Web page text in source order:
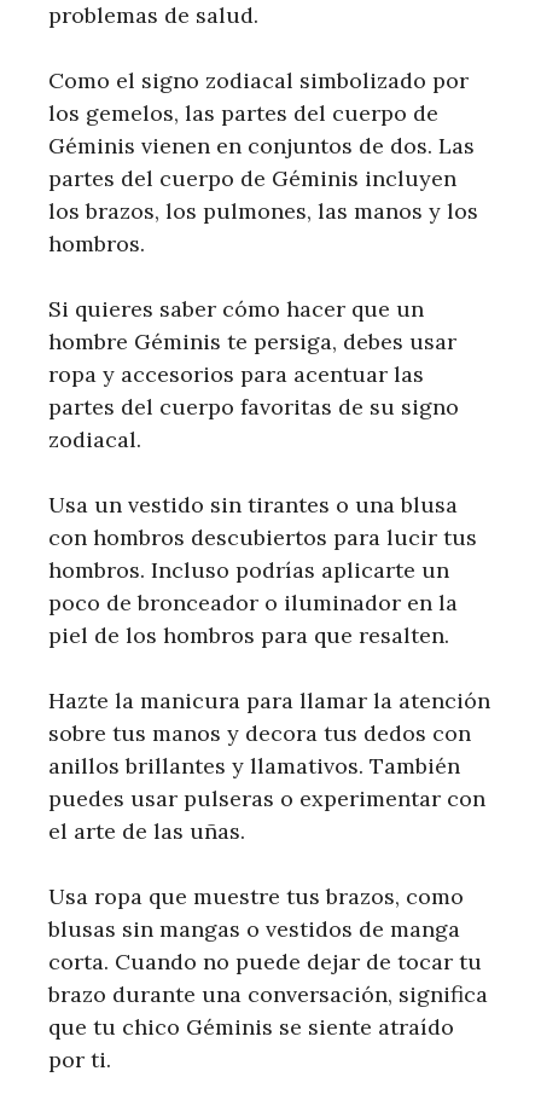
problemas de salud.
Como el signo zodiacal simbolizado por
los gemelos, las partes del cuerpo de
Géminis vienen en conjuntos de dos. Las
partes del cuerpo de Géminis incluyen
los brazos, los pulmones, las manos y los
hombros.
Si quieres saber cómo hacer que un
hombre Géminis te persiga, debes usar
ropa y accesorios para acentuar las
partes del cuerpo favoritas de su signo
zodiacal.
Usa un vestido sin tirantes o una blusa
con hombros descubiertos para lucir tus
hombros. Incluso podrías aplicarte un
poco de bronceador o iluminador en la
piel de los hombros para que resalten.
Hazte la manicura para llamar la atención
sobre tus manos y decora tus dedos con
anillos brillantes y llamativos. También
puedes usar pulseras o experimentar con
el arte de las uñas.
Usa ropa que muestre tus brazos, como
blusas sin mangas o vestidos de manga
corta. Cuando no puede dejar de tocar tu
brazo durante una conversación, significa
que tu chico Géminis se siente atraído
por ti.